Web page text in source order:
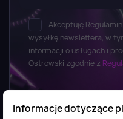
Akceptuję
wysyłkę newslettera, w
informacji o usługach i
Ostrowski zgodnie z
Informacje dotyczące